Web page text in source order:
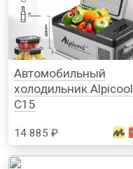
Автомобильный
холодильник Alpicool
C15
14 885 ₽